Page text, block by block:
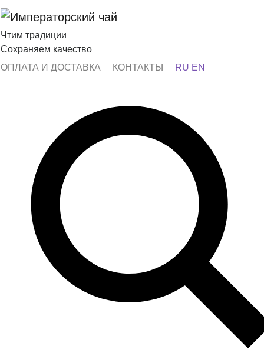
Чтим традиции
Сохраняем качество
ОПЛАТА И ДОСТАВКА
КОНТАКТЫ RU EN